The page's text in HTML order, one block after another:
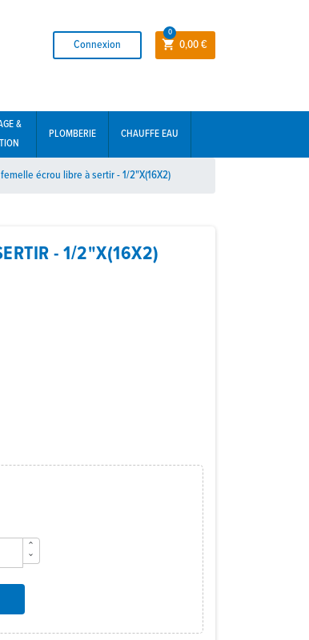
Connexion  0,00 €
0
&
PLOMBERIE CHAUFFE EAU
écrou libre à sertir - 1/2"X(16X2)
- 1/2"X(16X2)